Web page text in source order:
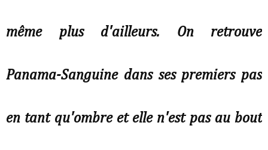
même plus d'ailleurs. On retrouve
Panama-Sanguine dans ses premiers pas
en tant qu'ombre et elle n'est pas au bout